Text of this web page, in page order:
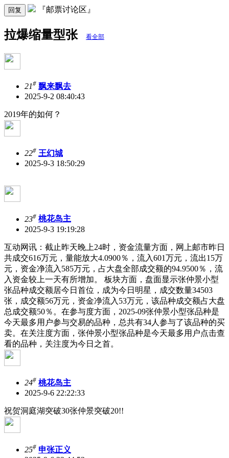
回复 『邮票讨论区』
拉爆缩量型张 看全部
21# 飘来飘去
2025-9-2 08:40:43
2019年的如何？
22# 王幻城
2025-9-3 18:50:29
23# 桃花岛主
2025-9-3 19:19:28
互动网讯：截止昨天晚上24时，资金流量方面，网上邮市昨日
共成交616万元，量能放大4.0900％，流入601万元，流出15万
元，资金净流入585万元，占大盘全部成交额的94.9500％，流
入资金较上一天有所增加。 板块方面，盘面显示张仲景小型
张品种成交额居今日首位，成为今日明星，成交数量34503
张，成交额56万元，资金净流入53万元，该品种成交额占大盘
总成交额50％。在参与度方面，2025-09张仲景小型张品种是
今天最多用户参与交易的品种，总共有34人参与了该品种的买
卖。在关注度方面，张仲景小型张品种是今天最多用户点击查
看的品种，关注度为今日之首。
24# 桃花岛主
2025-9-6 22:22:33
祝贺洞庭湖突破30张仲景突破20!!
25# 申张正义